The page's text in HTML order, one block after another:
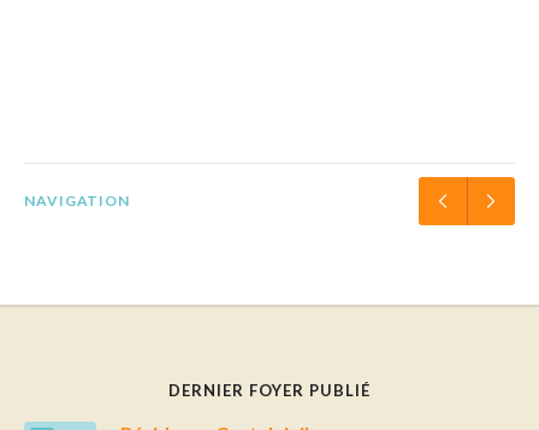
NAVIGATION
DERNIER FOYER PUBLIÉ